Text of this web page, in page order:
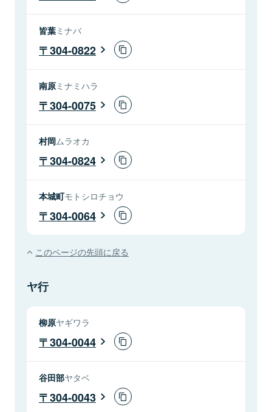
皆葉ミナバ
304-0822
南原ミナミハラ
304-0075
村岡ムラオカ
304-0824
本城町モトシロチョウ
304-0064
このページの先頭に戻る
ヤ行
柳原ヤギワラ
304-0044
谷田部ヤタベ
304-0043